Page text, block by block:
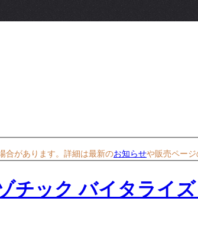
合があります。詳細は最新のお知らせや販売ページ